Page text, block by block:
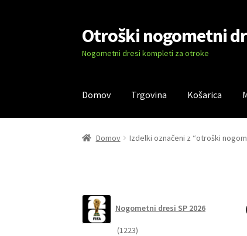
Skip
to
navigation
Skip
to
content
Otroški nogometni
Nogometni dresi kompleti za otroke
Domov Trgovina Košarica
Domov Blog Kontaktiraj nas Košarica
Domov Izdelki označeni z “otroški
Nogometni dresi SP 2026
12231223